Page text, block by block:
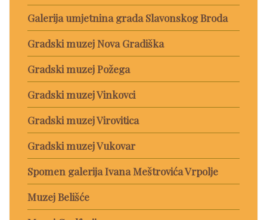
Galerija umjetnina grada Slavonskog Broda
Gradski muzej Nova Gradiška
Gradski muzej Požega
Gradski muzej Vinkovci
Gradski muzej Virovitica
Gradski muzej Vukovar
Spomen galerija Ivana Meštrovića Vrpolje
Muzej Belišće